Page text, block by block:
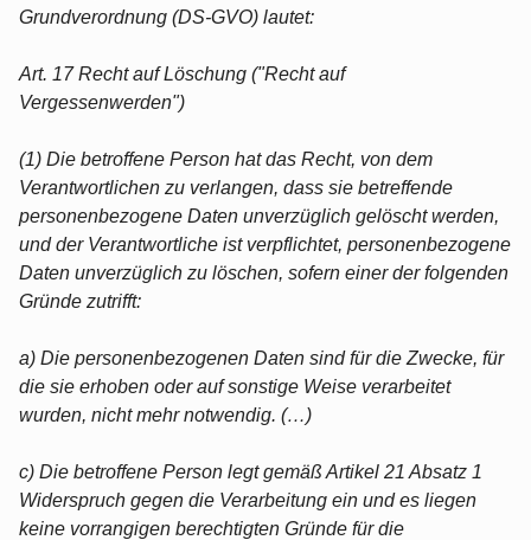
Grundverordnung (DS-GVO) lautet:
Art. 17 Recht auf Löschung ("Recht auf
Vergessenwerden")
(1) Die betroffene Person hat das Recht, von dem
Verantwortlichen zu verlangen, dass sie betreffende
personenbezogene Daten unverzüglich gelöscht werden,
und der Verantwortliche ist verpflichtet, personenbezogene
Daten unverzüglich zu löschen, sofern einer der folgenden
Gründe zutrifft:
a) Die personenbezogenen Daten sind für die Zwecke, für
die sie erhoben oder auf sonstige Weise verarbeitet
wurden, nicht mehr notwendig. (…)
c) Die betroffene Person legt gemäß Artikel 21 Absatz 1
Widerspruch gegen die Verarbeitung ein und es liegen
keine vorrangigen berechtigten Gründe für die